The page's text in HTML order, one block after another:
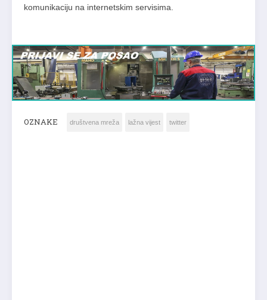
komunikaciju na internetskim servisima.
OZNAKE društvena mreža lažna vijest twitter